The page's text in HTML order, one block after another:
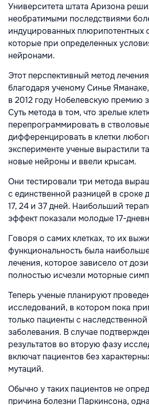
Университета штата Аризона
необратимыми последствиями
индуцированных плюрипотентных
которые при определенных
нейронами.
Этот перспективный метод
благодаря ученому Синье
в 2012 году Нобелевскую премию
Суть метода в том, что зрелые
перепрограммировать в
дифференцировать в клетки
эксперименте ученые вырастили
новые нейроны и ввели крысам.
Они тестировали три метода
с единственной разницей в сроке
17, 24 и 37 дней. Наибольший
эффект показали молодые 17-
Говоря о самих клетках, то их
функциональность была
лечения, которое зависело от
полностью исчезли моторные
Теперь ученые планируют
исследований, в котором пока
только пациенты с
заболевания. В случае
результатов во вторую фазу
включат пациентов без
мутаций.
Обычно у таких пациентов не
причина болезни Паркинсона,